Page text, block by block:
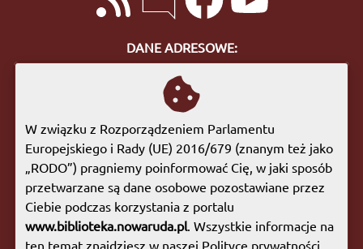
DANE ADRESOWE:
ul. Bohaterów Getta 10
57-400 Nowa Ruda
tel. 74 872 46 96
biuro@biblioteka.nowaruda.pl
GODZINY OTWARCIA:
Poniedziałek:
09:00 - 17:00
Wtorek:
09:00 - 17:00
Środa:
09:00 - 17:00
W związku z Rozporządzeniem Parlamentu
Europejskiego i Rady (UE) 2016/679 (znanym też jako
„RODO”) pragniemy poinformować Cię, w jaki sposób
przetwarzane są dane osobowe pozostawiane przez
Ciebie podczas korzystania z portalu
www.biblioteka.nowaruda.pl. Wszystkie informacje na
ten temat znajdziesz w naszej Polityce prywatności.